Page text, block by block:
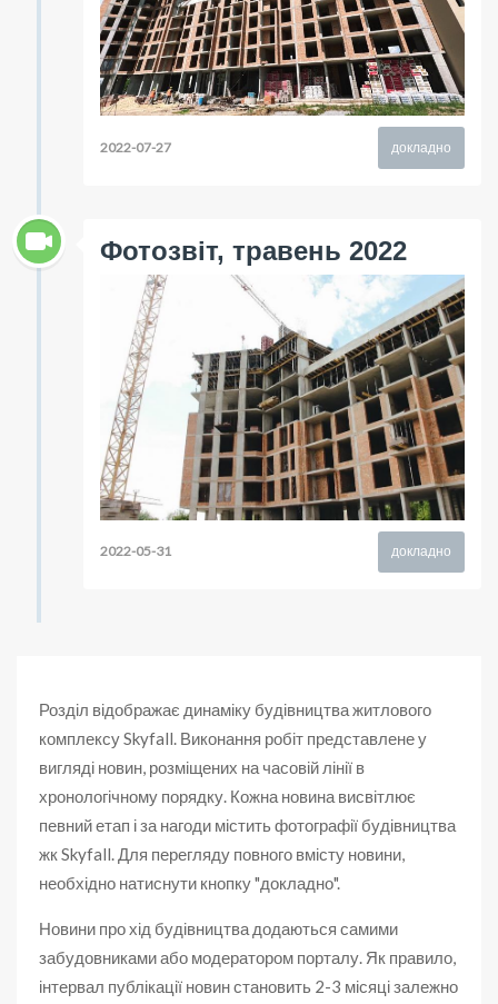
докладно
2022-07-27
Фотозвіт, травень 2022
докладно
2022-05-31
Розділ відображає динаміку будівництва житлового
комплексу Skyfall. Виконання робіт представлене у
вигляді новин, розміщених на часовій лінії в
хронологічному порядку. Кожна новина висвітлює
певний етап і за нагоди містить фотографії будівництва
жк Skyfall. Для перегляду повного вмісту новини,
необхідно натиснути кнопку "докладно".
Новини про хід будівництва додаються самими
забудовниками або модератором порталу. Як правило,
інтервал публікації новин становить 2-3 місяці залежно